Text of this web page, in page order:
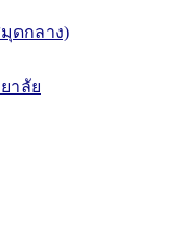
ดกลาง)
าลัย